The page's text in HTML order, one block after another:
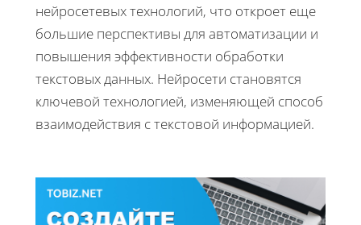
нейросетевых технологий, что откроет еще
большие перспективы для автоматизации и
повышения эффективности обработки
текстовых данных. Нейросети становятся
ключевой технологией, изменяющей способ
взаимодействия с текстовой информацией.